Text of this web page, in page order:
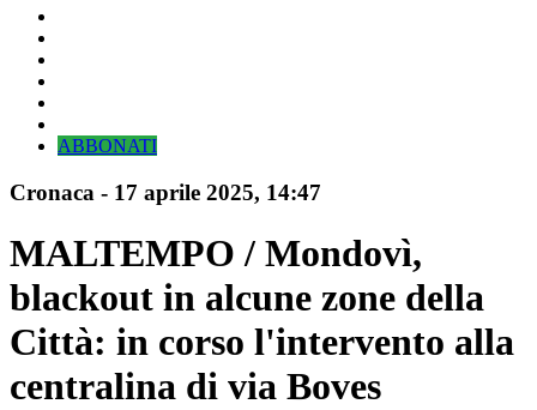
ABBONATI
Cronaca - 17 aprile 2025, 14:47
MALTEMPO / Mondovì,
blackout in alcune zone della
Città: in corso l'intervento alla
centralina di via Boves